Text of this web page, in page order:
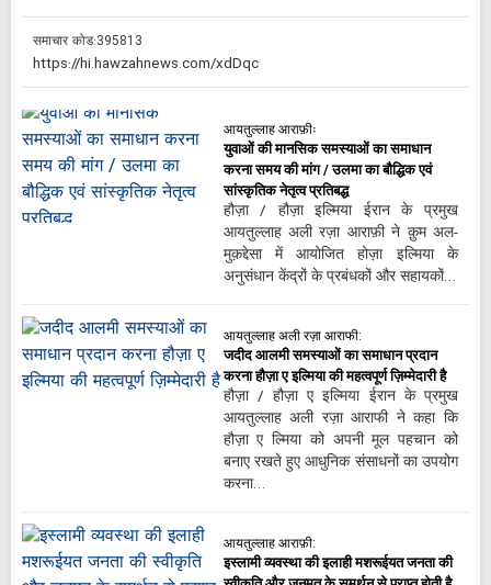
समाचार कोड:395813
आयतुल्लाह आराफ़ीः
युवाओं की मानसिक समस्याओं का समाधान
करना समय की मांग / उलमा का बौद्धिक एवं
सांस्कृतिक नेतृत्व प्रतिबद्ध
हौज़ा / हौज़ा इल्मिया ईरान के प्रमुख
आयतुल्लाह अली रज़ा आराफ़ी ने क़ुम अल-
मुक़द्देसा में आयोजित होज़ा इल्मिया के
अनुसंधान केंद्रों के प्रबंधकों और सहायकों…
आयतुल्लाह अली रज़ा आराफी:
जदीद आलमी समस्याओं का समाधान प्रदान
करना हौज़ा ए इल्मिया की महत्वपूर्ण ज़िम्मेदारी है
हौज़ा / हौज़ा ए इल्मिया ईरान के प्रमुख
आयतुल्लाह अली रज़ा आराफी ने कहा कि
हौज़ा ए ल्मिया को अपनी मूल पहचान को
बनाए रखते हुए आधुनिक संसाधनों का उपयोग
करना…
आयतुल्लाह आराफ़ी:
इस्लामी व्यवस्था की इलाही मशरूईयत जनता की